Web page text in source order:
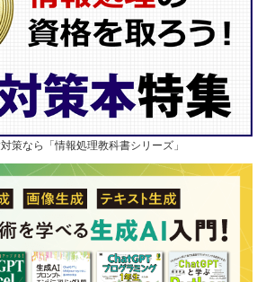
策なら「情報処理教科書シリーズ」